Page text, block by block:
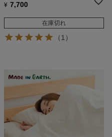
¥ 7,700
在庫切れ
（1）